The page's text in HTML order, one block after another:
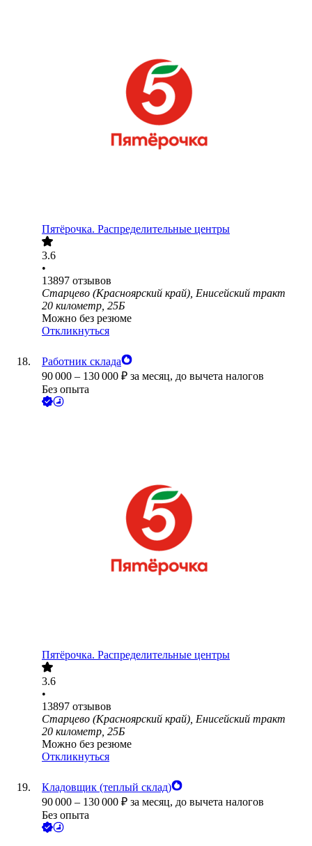
Пятёрочка. Распределительные центры
3.6
•
13897 отзывов
Старцево (Красноярский край), Енисейский тракт
20 километр, 25Б
Можно без резюме
Откликнуться
Работник склада
90 000 – 130 000 ₽ за месяц, до вычета налогов
Без опыта
Пятёрочка. Распределительные центры
3.6
•
13897 отзывов
Старцево (Красноярский край), Енисейский тракт
20 километр, 25Б
Можно без резюме
Откликнуться
Кладовщик (теплый склад)
90 000 – 130 000 ₽ за месяц, до вычета налогов
Без опыта